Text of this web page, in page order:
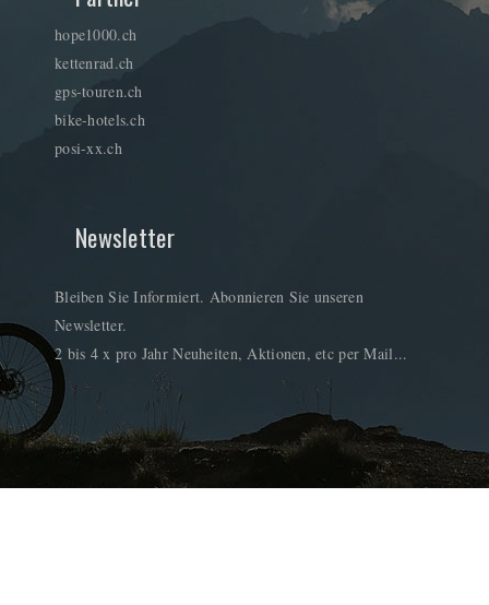
hope1000.ch
kettenrad.ch
gps-touren.ch
bike-hotels.ch
posi-xx.ch
Newsletter
Bleiben Sie Informiert. Abonnieren Sie unseren
Newsletter.
2 bis 4 x pro Jahr Neuheiten, Aktionen, etc per Mail...